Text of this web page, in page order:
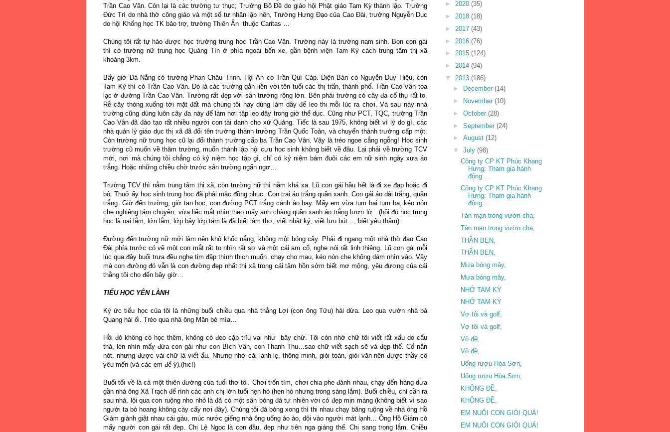
Trần Cao Vân. Còn lại là các trường tư thục; Trường Bồ Đề do giáo hội Phật giáo Tam Kỳ thành lập. Trường
Đức Trí do nhà thờ công giáo và một số tư nhân lập nên, Trường Hưng Đạo của Cao Đài, trường Nguyễn Dục
do hội Khổng học TK bảo trợ, trường Thiên Ân thuộc Caritas …
Chúng tôi rất tự hào được học trường trung học Trần Cao Vân. Trường này là trường nam sinh. Bọn con gái
thì có trường nữ trung học Quảng Tín ở phía ngoài bến xe, gần bệnh viện Tam Kỳ cách trung tâm thị xã
khoảng 3km.
Bấy giờ Đà Nẵng có trường Phan Châu Trinh. Hội An có Trần Quí Cáp. Điện Bàn có Nguyễn Duy Hiệu, còn
Tam Kỳ thì có Trần Cao Vân. Đó là các trường gắn liền với tên tuổi các thị trấn, thành phố. Trần Cao Vân tọa
lạc ở đường Trần Cao Vân. Trường rất đẹp với sân trường rộng lớn. Bên phải trường có cây đa cổ thụ rất to.
Rễ cây thòng xuống tới mặt đất mà chúng tôi hay dùng làm dây để leo thi mỗi lúc ra chơi. Và sau này nhà
trường cũng dùng luôn cây đa này để làm nơi tập leo dây trong giờ thể dục. Cũng như PCT, TQC, trường Trần
Cao Vân đã đào tạo rất nhiều người con tài danh cho xứ Quảng. Tiếc là sau 1975, không biết vì lý do gì, các
nhà quản lý giáo dục thị xã đã đổi tên trường thành trường Trần Quốc Toản, và chuyển thành trường cấp một.
Còn trường nữ trung học cũ lại đổi thành trường cấp ba Trần Cao Vân. Vậy là tréo ngoe cẳng ngỗng! Học sinh
trường cũ muốn về thăm trường, muốn thành lập hội cựu học sinh không biết về đâu. Lại phải về trường TCV
mới, nơi mà chúng tôi chẳng có kỷ niệm học tập gì, chỉ có kỷ niệm bám đuôi các em nữ sinh ngày xưa áo
trắng. Hoặc những chiều chờ trước sân trường ngẩn ngơ…
Trường TCV thì nằm trung tâm thị xã, còn trường nữ thì nằm khá xa. Lũ con gái hầu hết là đi xe đạp hoặc đi
bộ. Thuở ấy học sinh trung học đã phải mặc đồng phục. Con trai áo trắng quần xanh. Con gái áo dài trắng, quần
trắng. Giờ đến trường, giờ tan học, con đường PCT trắng cánh áo bay. Mấy em vừa tụm hai tụm ba, kéo nón
che nghiêng tám chuyện, vừa liếc mắt nhìn theo mấy anh chàng quần xanh áo trắng lượn lờ…(hồi đó học trung
học là oai lắm, lớn lắm, lớp bảy lớp tám là đã biết làm thơ, viết nhật ký, viết lưu bút…, biết yêu thầm)
Đường đến trường nữ mới làm nên khô khốc nắng, không một bóng cây. Phải đi ngang một nhà thờ đạo Cao
Đài phía trước có vẽ một con mắt rất to nhìn rất sợ và một cái am cổ, nghe nói rất linh thiêng. Lũ con gái mỗi
lúc qua đây buổi trưa đều nghe tim đập thình thịch muốn chạy cho mau, kéo nón che không dám nhìn vào. Vậy
mà con đường đó vẫn là con đường đẹp nhất thị xã trong cái tâm hồn sớm biết mơ mộng, yêu đương của cái
thằng tôi cho đến bây giờ…
TIỂU HỌC YÊN LÀNH
Ký ức tiểu học của tôi là những buổi chiều qua nhà thằng Lợi (con ông Tửu) hái dừa. Leo qua vườn nhà bà
Quang hái ổi. Trèo qua nhà ông Mân bẻ mía…
Hồi đó không có học thêm, không có đeo cặp trĩu vai như bây chừ. Tôi còn nhớ chữ tôi viết rất xấu do cẩu
thả, lén nhìn mấy đứa con gái như con Bích Vân, con Thanh Thu…sao chữ viết sạch sẽ và đẹp thế. Cố nắn
nót, nhưng được vài chữ là viết ẩu. Nhưng nhờ cái lanh lẹ, thông minh, giỏi toán, giỏi văn nên được thầy cô
yêu mến (và các em để ý).(hic!)
Buổi tối về là cả một thiên đường của tuổi thơ tôi. Chơi trốn tìm, chơi chia phe đánh nhau, chạy đến hàng dừa
gần nhà ông Xã Trạch để rình các anh chị lớn tuổi hẹn hò (hẹn hò nhưng trong sáng lắm). Buổi chiều, chỉ cần ra
sau nhà, lội qua con ruộng nho nhỏ là đã có một sân bóng đá tự nhiên với cỏ đẹp mịn màng (không biết vì sao
người ta bỏ hoang không cày cấy nơi đây). Chúng tôi đá bóng xong thì thi nhau chạy băng ruộng về nhà ông Hồ
Giám giành giật nhau cái gàu, múc nước giếng nhà ông uống ào ào, dội vào người mát lạnh… Ông Hồ Giám có
mấy người con gái rất đẹp. Chị Lệ Ngọc là con đầu, đẹp như tiên nga giáng thế. Chị sang trọng lắm. Chiều
► 2020 (35)
► 2018 (18)
► 2017 (43)
► 2016 (76)
► 2015 (124)
► 2014 (94)
▼ 2013 (186)
►
December (14)
►
November (10)
► October (28)
► September (24)
► August (12)
▼ July (98)
Công ty CP KT Phúc Khang
Hưng: Tham gia hành
động ...
Công ty CP KT Phúc Khang
Hưng: Tham gia hành
động ...
Tản mạn trong vườn cha,
Tản mạn trong vườn cha,
THẦN BEN,
THẦN BEN,
Mưa bóng mây,
Mưa bóng mây,
NHỚ TAM KỲ
NHỚ TAM KỲ
Vợ tôi và golf,
Vợ tôi và golf,
Vô đề,
Vô đề,
Uống rượu Hòa Sơn,
Uống rượu Hòa Sơn,
KHÔNG ĐỀ,
KHÔNG ĐỀ,
EM NUÔI CON GIỎI QUÁ!
EM NUÔI CON GIỎI QUÁ!